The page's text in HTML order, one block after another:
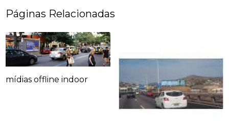
Páginas Relacionadas
mídias offline indoor